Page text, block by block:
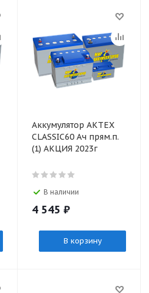
Аккумулятор АКТЕХ
CLASSIC60 Ач прям.п.
(1) АКЦИЯ 2023г
В наличии
4 545 ₽
В корзину